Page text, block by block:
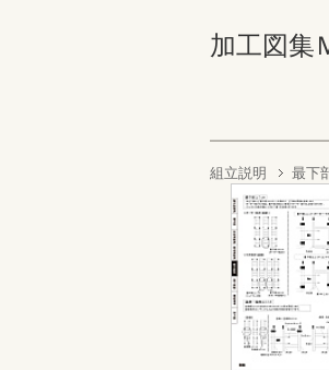
加工図集
組立説明 最下